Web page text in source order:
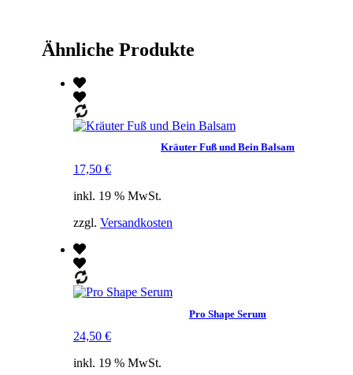
Ähnliche Produkte
Kräuter Fuß und Bein Balsam
17,50 €
inkl. 19 % MwSt.
zzgl. Versandkosten
Pro Shape Serum
24,50 €
inkl. 19 % MwSt.